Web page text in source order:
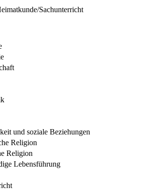
Sachunterricht
und soziale Beziehungen
Religion
Religion
Lebensführung